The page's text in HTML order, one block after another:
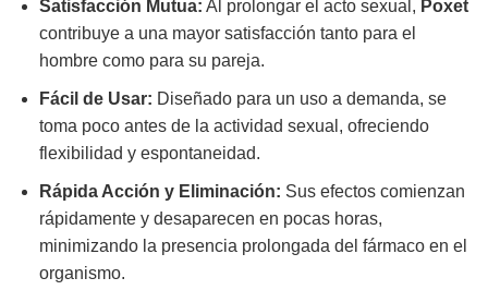
Satisfacción Mutua: Al prolongar el acto sexual, Poxet
contribuye a una mayor satisfacción tanto para el
hombre como para su pareja.
Fácil de Usar: Diseñado para un uso a demanda, se
toma poco antes de la actividad sexual, ofreciendo
flexibilidad y espontaneidad.
Rápida Acción y Eliminación: Sus efectos comienzan
rápidamente y desaparecen en pocas horas,
minimizando la presencia prolongada del fármaco en el
organismo.